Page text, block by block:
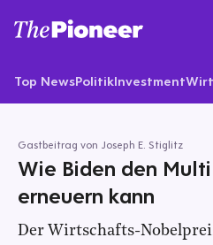
Top NewsPolitikInvestment
Gastbeitrag von Joseph E. Stiglitz
Wie Biden den
erneuern kann
Der Wirtschafts-